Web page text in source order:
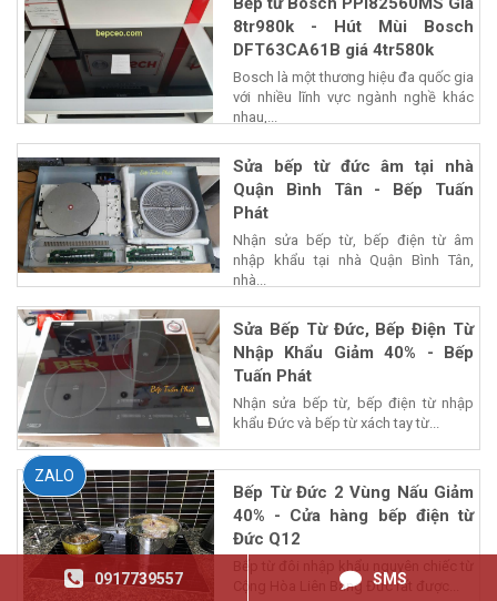
Bếp từ Bosch PPI82560MS Giá
8tr980k - Hút Mùi Bosch
DFT63CA61B giá 4tr580k
Bosch là một thương hiệu đa quốc gia
với nhiều lĩnh vực ngành nghề khác
nhau,...
Sửa bếp từ đức âm tại nhà
Quận Bình Tân - Bếp Tuấn
Phát
Nhận sửa bếp từ, bếp điện từ âm
nhập khẩu tại nhà Quận Bình Tân,
nhà...
Sửa Bếp Từ Đức, Bếp Điện Từ
Nhập Khẩu Giảm 40% - Bếp
Tuấn Phát
Nhận sửa bếp từ, bếp điện từ nhập
khẩu Đức và bếp từ xách tay từ...
Bếp Từ Đức 2 Vùng Nấu Giảm
40% - Cửa hàng bếp điện từ
Đức Q12
Bếp từ đôi nhập khẩu nguyên chiếc từ
Cộng Hòa Liên Bang Đức rất được...
0917739557 SMS
ZALO